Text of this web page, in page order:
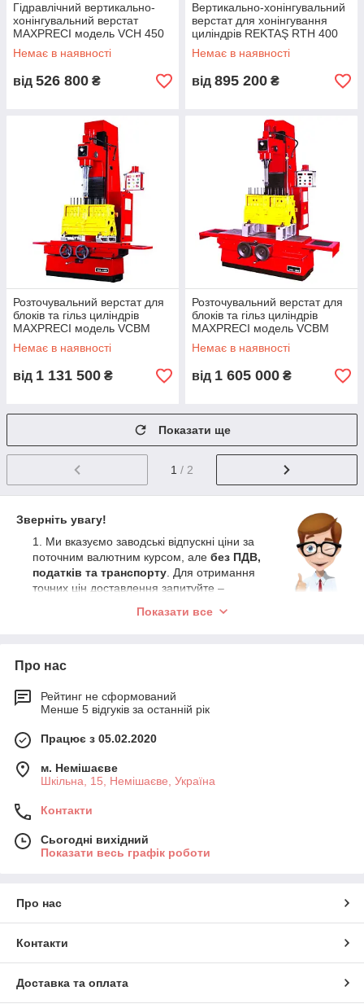
Гідравлічний вертикально-
хонінгувальний верстат
MAXPRECI модель VСH 450
(Індія) з ходом шпинделя
1340 мм
Немає в наявності
від 526 800 ₴
Вертикально-хонінгувальний
верстат для хонінгування
циліндрів REKTAŞ RTH 400
(Туреччина) з ходом столу
1250 мм
Немає в наявності
від 895 200 ₴
Розточувальний верстат для
блоків та гільз циліндрів
MAXPRECI модель VCBM
1200 (Індія) з ходом столу
1300 мм
Немає в наявності
від 1 131 500 ₴
Розточувальний верстат для
блоків та гільз циліндрів
MAXPRECI модель VCBM
1500 (Індія) з ходом столу
1850 мм
Немає в наявності
від 1 605 000 ₴
Показати ще
1 / 2
Зверніть увагу!
Ми вказуємо заводські відпускні ціни за
поточним валютним курсом, але без ПДВ,
податків та транспорту . Для отримання
точних цін доставлення запитуйте –
5-10%), ПДВ (20%) та трохи (5-10%) на
реальну ціну, за яку реально можна купити це
обладнання. Ця реальна ціна приблизно
вища за вказану в нашому магазині
аналогічне обладнання
за цей рівень , то такі ціни свідомо завищені не цілком
Показати все
Про нас
Рейтинг не сформований
Менше 5 відгуків за останній рік
Працює з 05.02.2020
м. Немішаєве
Шкільна, 15, Немішаєве, Україна
Контакти
Сьогодні вихідний
Показати весь графік роботи
Про нас
Контакти
Доставка та оплата